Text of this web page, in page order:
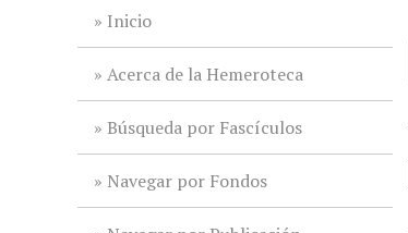
Inicio
Acerca de la Hemeroteca
Búsqueda por Fascículos
Navegar por Fondos